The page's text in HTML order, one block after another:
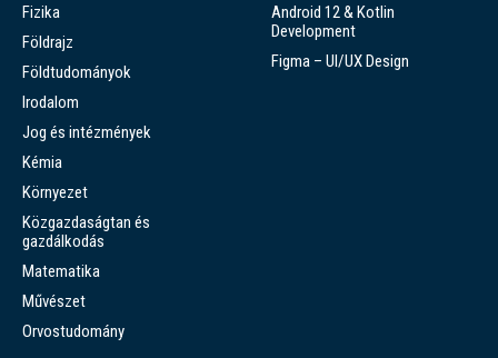
Fizika
Földrajz
Földtudományok
Irodalom
Jog és intézmények
Kémia
Környezet
Közgazdaságtan és
gazdálkodás
Matematika
Művészet
Orvostudomány
Android 12 & Kotlin
Development
Figma – UI/UX Design